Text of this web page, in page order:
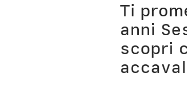
Il Posto di
Bottega
Digito
Ti
anni
scopri